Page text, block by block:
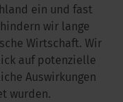
ein und fast
wir lange
Wirtschaft. Wir
auf potenzielle
Auswirkungen
wurden.